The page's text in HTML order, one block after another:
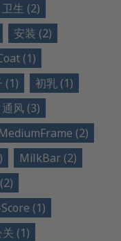
卫生 (2)
安装 (2)
(1)
(1)
初乳 (1)
通风 (3)
(2)
MilkBar (2)
(1)
(1)